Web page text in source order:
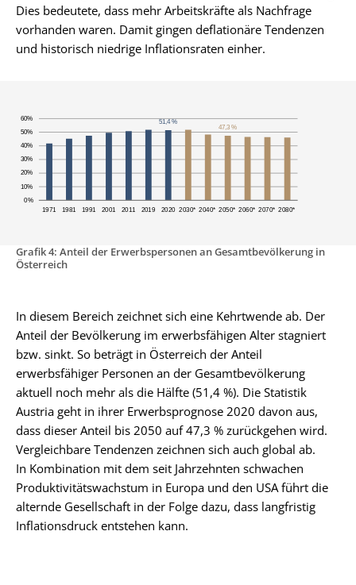
Dies bedeutete, dass mehr Arbeitskräfte als Nachfrage
vorhanden waren. Damit gingen deflationäre Tendenzen
und historisch niedrige Inflationsraten einher.
Grafik 4: Anteil der Erwerbspersonen an Gesamtbevölkerung in
Österreich
In diesem Bereich zeichnet sich eine Kehrtwende ab. Der
Anteil der Bevölkerung im erwerbsfähigen Alter stagniert
bzw. sinkt. So beträgt in Österreich der Anteil
erwerbsfähiger Personen an der Gesamtbevölkerung
aktuell noch mehr als die Hälfte (51,4 %). Die Statistik
Austria geht in ihrer Erwerbsprognose 2020 davon aus,
dass dieser Anteil bis 2050 auf 47,3 % zurückgehen wird.
Vergleichbare Tendenzen zeichnen sich auch global ab.
In Kombination mit dem seit Jahrzehnten schwachen
Produktivitätswachstum in Europa und den USA führt die
alternde Gesellschaft in der Folge dazu, dass langfristig
Inflationsdruck entstehen kann.